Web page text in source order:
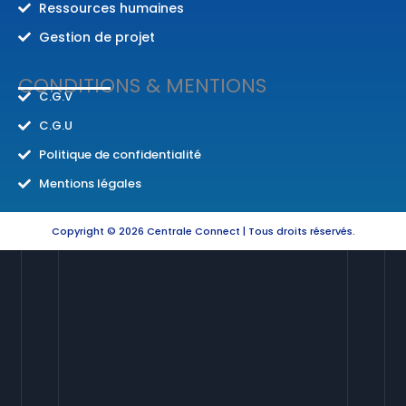
Ressources humaines
Gestion de projet
CONDITIONS & MENTIONS
C.G.V
C.G.U
Politique de confidentialité
Mentions légales
Copyright © 2026 Centrale Connect | Tous droits réservés.